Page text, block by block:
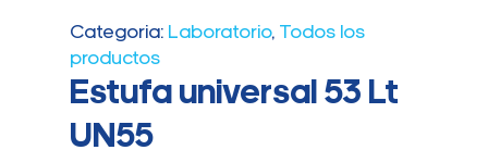
Categoria: Laboratorio, Todos los
productos
Estufa universal 53 Lt
UN55